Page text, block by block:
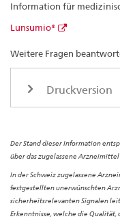
Information für
Lunsumio®
Weitere Fragen
Druckversion
Der Stand dieser Information
über das zugelassene Arzneimittel
In der Schweiz zugelassene
festgestellten unerwünschten
sicherheitsrelevanten Signalen
Erkenntnisse, welche die